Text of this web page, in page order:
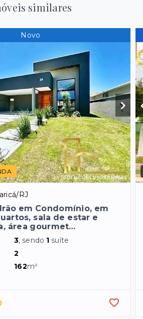
similares
Novo
RJ
em Condomínio, em
sala de estar e
área gourmet…
3, sendo 1 suíte
2
162m²